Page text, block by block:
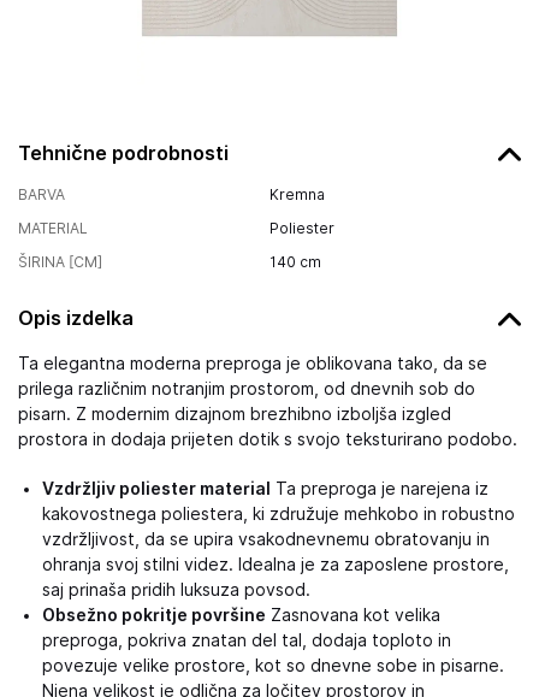
Tehnične podrobnosti
BARVA
Kremna
MATERIAL
Poliester
ŠIRINA [CM]
140 cm
Opis izdelka
Ta elegantna moderna preproga je oblikovana tako, da se
prilega različnim notranjim prostorom, od dnevnih sob do
pisarn. Z modernim dizajnom brezhibno izboljša izgled
prostora in dodaja prijeten dotik s svojo teksturirano podobo.
Vzdržljiv poliester material
Ta preproga je narejena iz
kakovostnega poliestera, ki združuje mehkobo in robustno
vzdržljivost, da se upira vsakodnevnemu obratovanju in
ohranja svoj stilni videz. Idealna je za zaposlene prostore,
saj prinaša pridih luksuza povsod.
Obsežno pokritje površine Zasnovana kot velika
preproga, pokriva znatan del tal, dodaja toploto in
povezuje velike prostore, kot so dnevne sobe in pisarne.
Njena velikost je odlična za ločitev prostorov in